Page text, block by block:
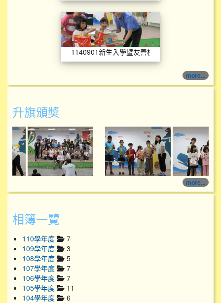
1140901新生入學
1140901新生入學暨友善校園宣導
more...
升旗頒獎
114學年度升旗頒獎 114學年度升旗頒獎
more...
相簿一覽
110學年度
7
109學年度
3
108學年度
5
107學年度
7
106學年度
7
105學年度
11
104學年度
6